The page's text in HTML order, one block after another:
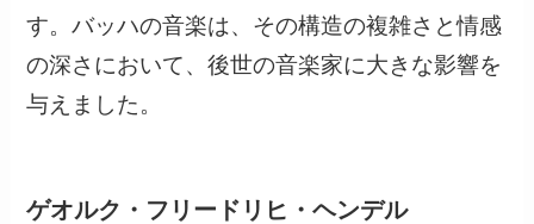
す。バッハの音楽は、その構造の複雑さと情感
の深さにおいて、後世の音楽家に大きな影響を
与えました。
ゲオルク・フリードリヒ・ヘンデル